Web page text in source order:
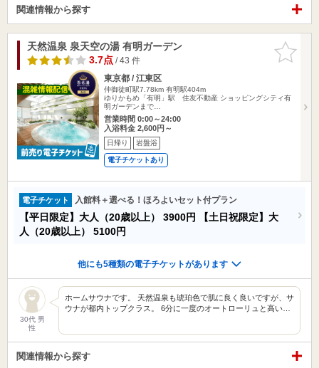
関連情報から探す
お気に入
りに追加
天然温泉 泉天空の湯 有明ガーデン
3.7点/ 43 件
東京都 / 江東区
仲御徒町駅7.78km 有明駅404m
ゆりかもめ「有明」駅 住友不動産 ショッピングシティ有
明ガーデンまで…
営業時間 0:00～24:00
入浴料金 2,600円～
日帰り 岩盤浴
電子チケットあり
電子チケット 入館料＋選べる！ほろよいセット付プラン
【平日限定】大人（20歳以上） 3900円
【土日祝限定】大
人（20歳以上） 5100円
他にも5種類の電子チケットがあります
30代 男
性
ホームサウナです。 天然温泉も琥珀色で肌に良く良いですが、サ
ウナが都内トップクラス。 6分に一度のオートローリュと高い…
関連情報から探す